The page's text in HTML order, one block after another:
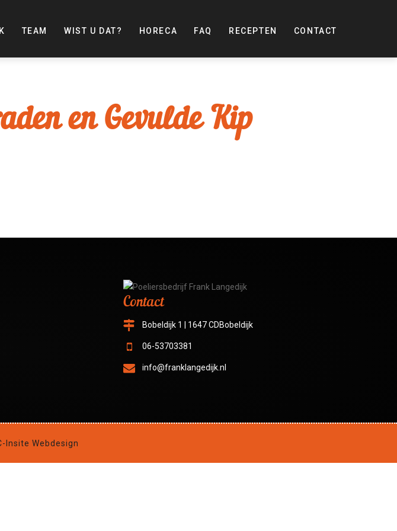
TEAM WIST U DAT? HORECA FAQ RECEPTEN CONTACT
en Gevulde Kip
Contact
Bobeldijk 1 | 1647 CDBobeldijk
06-53703381
info@franklangedijk.nl
Insite Webdesign